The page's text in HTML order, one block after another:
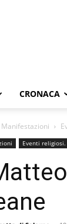
CRONACA
Manifestazioni
Eventi religiosi.